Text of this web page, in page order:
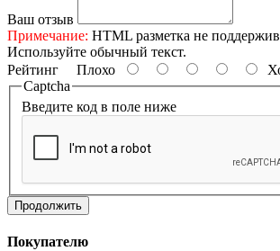
Ваш отзыв
Примечание: HTML разметка не
Используйте обычный текст.
Рейтинг Плохо
Captcha
Введите код в поле ниже
Продолжить
Покупателю